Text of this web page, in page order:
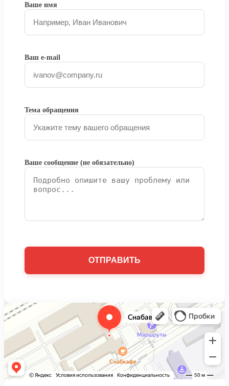
Ваше имя
Ваш e-mail
Тема обращения
Ваше сообщение (не обязательно)